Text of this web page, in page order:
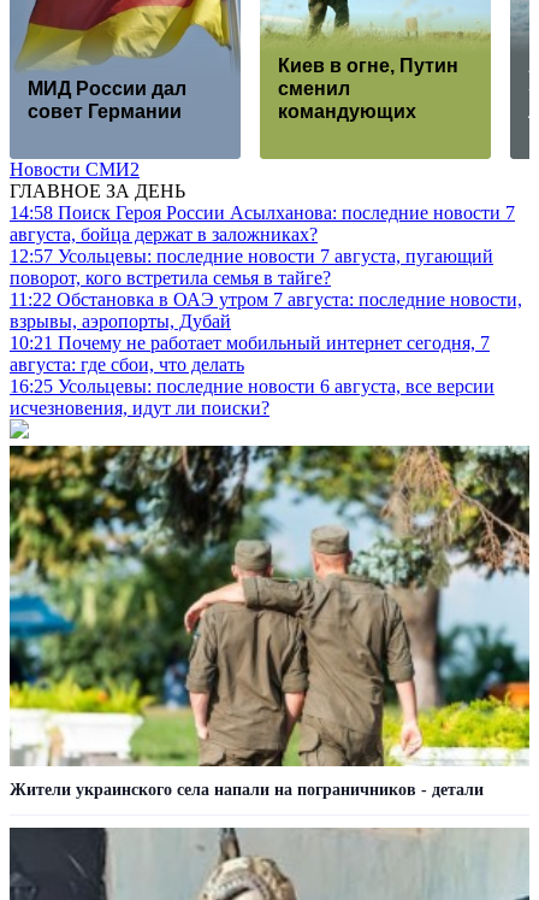
МИД России дал
совет Германии
Киев в огне, Путин
сменил
командующих
Новости СМИ2
ГЛАВНОЕ ЗА ДЕНЬ
14:58 Поиск Героя России Асылханова: последние новости 7
августа, бойца держат в заложниках?
12:57 Усольцевы: последние новости 7 августа, пугающий
поворот, кого встретила семья в тайге?
11:22 Обстановка в ОАЭ утром 7 августа: последние новости,
взрывы, аэропорты, Дубай
10:21 Почему не работает мобильный интернет сегодня, 7
августа: где сбои, что делать
16:25 Усольцевы: последние новости 6 августа, все версии
исчезновения, идут ли поиски?
Жители украинского села напали на пограничников - детали